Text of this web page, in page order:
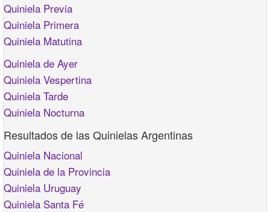
Quiniela Previa
Quiniela Primera
Quiniela Matutina
Quiniela de Ayer
Quiniela Vespertina
Quiniela Tarde
Quiniela Nocturna
Resultados de las Quinielas Argentinas
Quiniela Nacional
Quiniela de la Provincia
Quiniela Uruguay
Quiniela Santa Fé